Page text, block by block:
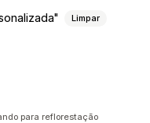
Limpar
para reflorestação